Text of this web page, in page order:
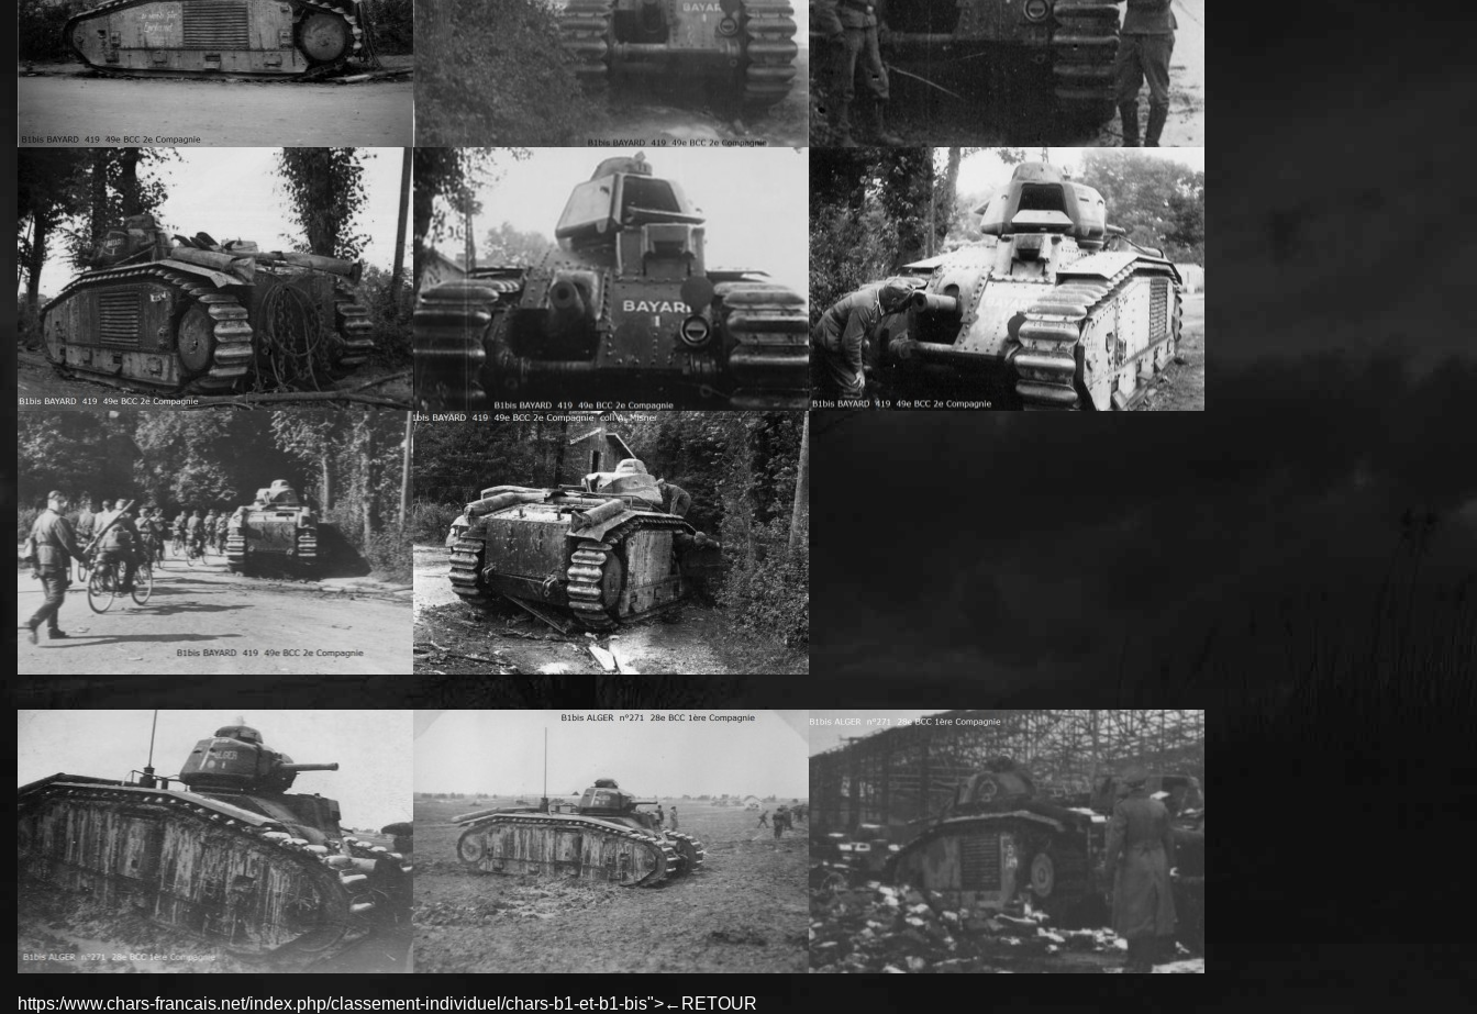
https:/www.chars-francais.net/index.php/classement-individuel/chars-b1-et-b1-bis">←RETOUR